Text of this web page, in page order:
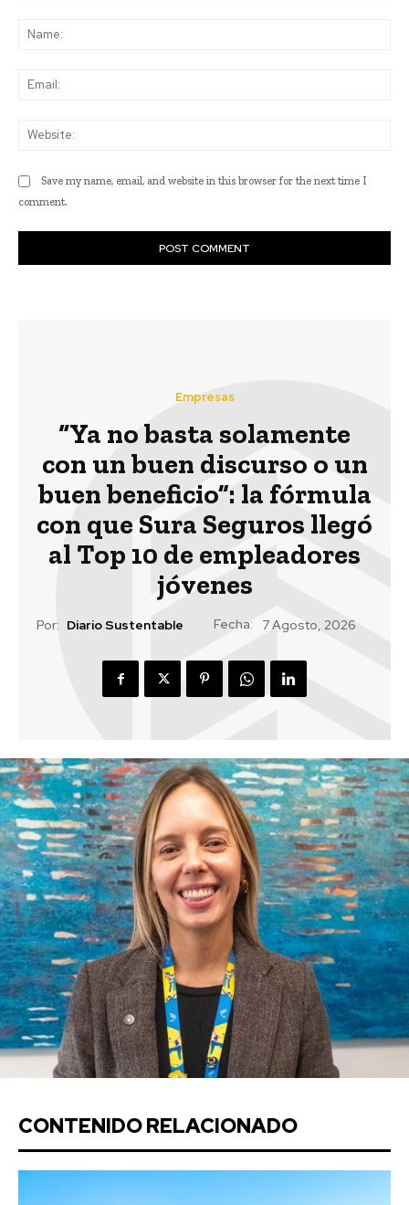
Save my name, email, and website in this browser for the next time I
comment.